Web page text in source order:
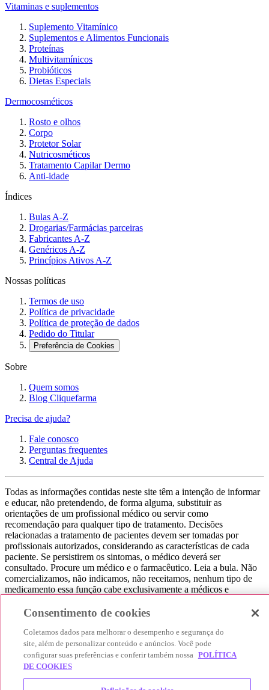
Vitaminas e suplementos
Suplemento Vitamínico
Suplementos e Alimentos Funcionais
Proteínas
Multivitamínicos
Probióticos
Dietas Especiais
Dermocosméticos
Rosto e olhos
Corpo
Protetor Solar
Nutricosméticos
Tratamento Capilar Dermo
Anti-idade
Índices
Bulas A-Z
Drogarias/Farmácias parceiras
Fabricantes A-Z
Genéricos A-Z
Princípios Ativos A-Z
Nossas políticas
Termos de uso
Política de privacidade
Política de proteção de dados
Pedido do Titular
Preferência de Cookies
Sobre
Quem somos
Blog Cliquefarma
Precisa de ajuda?
Fale conosco
Perguntas frequentes
Central de Ajuda
Todas as informações contidas neste site têm a intenção de informar
e educar, não pretendendo, de forma alguma, substituir as
orientações de um profissional médico ou servir como
recomendação para qualquer tipo de tratamento. Decisões
relacionadas a tratamento de pacientes devem ser tomadas por
profissionais autorizados, considerando as características de cada
paciente. Se persistirem os sintomas, o médico deverá ser
consultado. Procure um médico e o farmacêutico. Leia a bula. Não
comercializamos, não indicamos, não receitamos, nenhum tipo de
medicamento essa função cabe exclusivamente a médicos e
consultar seu médico. Não somos uma loja ou marketplace, ou seja,
que você encontre o preço mais barato, comparando os preços de
produtos farmacêuticos. Contribuímos e damos auxílio para que sua
experiência seja bem-sucedida, mas a finalização da compra
acontece nos sites das nossas lojas parceiras.
© 2025 Afya Participações S.A. - todos os direitos reservados.
Consentimento de cookies
Coletamos dados para melhorar o desempenho e segurança do
site, além de personalizar conteúdo e anúncios. Você pode
configurar suas preferências e conferir também nossa POLÍTICA
DE COOKIES